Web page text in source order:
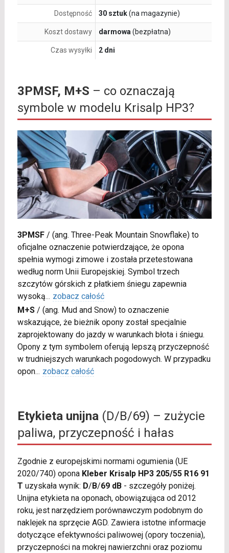
Dostępność 30 sztuk(na magazynie)
Koszt dostawy darmowa (bezpłatna)
Czas wysyłki 2 dni
3PMSF, M+S – co oznaczają
symbole w modelu Krisalp HP3?
3PMSF/ (ang. Three-Peak Mountain Snowflake) to
oficjalne oznaczenie potwierdzające, że opona
spełnia wymogi zimowe i została przetestowana
według norm Unii Europejskiej. Symbol trzech
szczytów górskich z płatkiem śniegu zapewnia
wysoką... zobacz całość
M+S/ (ang. Mud and Snow) to oznaczenie
wskazujące, że bieżnik opony został specjalnie
zaprojektowany do jazdy w warunkach błota i śniegu.
Opony z tym symbolem oferują lepszą przyczepność
w trudniejszych warunkach pogodowych. W przypadku
opon... zobacz całość
Etykieta unijna(D/B/69) – zużycie
paliwa, przyczepność i hałas
Zgodnie z europejskimi normami ogumienia (UE
2020/740) opona Kleber Krisalp HP3 205/55 R16 91
T uzyskała wynik: D/B/69 dB- szczegóły poniżej.
Unijna etykieta na oponach, obowiązująca od 2012
roku, jest narzędziem porównawczym podobnym do
naklejek na sprzęcie AGD. Zawiera istotne informacje
dotyczące efektywności paliwowej (opory toczenia),
przyczepności na mokrej nawierzchni oraz poziomu